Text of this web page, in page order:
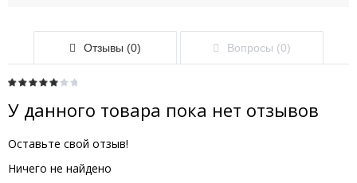
Отзывы (0) Вопросы (0)
У данного товара пока нет отзывов
Оставьте свой отзыв!
Ничего не найдено